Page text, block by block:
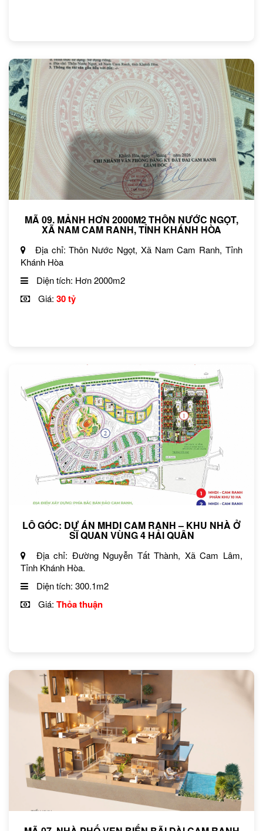
MÃ 09. MẢNH HƠN 2000M2 THÔN NƯỚC NGỌT,
XÃ NAM CAM RANH, TỈNH KHÁNH HÒA
Địa chỉ: Thôn Nước Ngọt, Xã Nam Cam Ranh, Tỉnh
Khánh Hòa
Diện tích: Hơn 2000m2
Giá: 30 tỷ
LÔ GÓC: DỰ ÁN MHDI CAM RANH – KHU NHÀ Ở
SĨ QUAN VÙNG 4 HẢI QUÂN
Địa chỉ: Đường Nguyễn Tất Thành, Xã Cam Lâm,
Tỉnh Khánh Hòa.
Diện tích: 300.1m2
Giá: Thỏa thuận